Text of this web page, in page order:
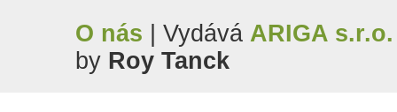
O nás | Vydává ARIGA s.r.o.
by Roy Tanck